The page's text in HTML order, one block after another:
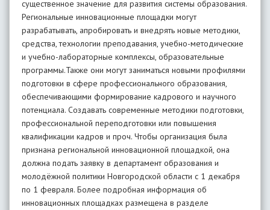
существенное значение для развития системы образования.
Региональные инновационные площадки могут
разрабатывать, апробировать и внедрять новые методики,
средства, технологии преподавания, учебно-методические
и учебно-лабораторные комплексы, образовательные
программы.Также они могут заниматься новыми профилями
подготовки в сфере профессионального образования,
обеспечивающими формирование кадрового и научного
потенциала. Создавать современные методики подготовки,
профессиональной переподготовки или повышения
квалификации кадров и проч. Чтобы организация была
признана региональной инновационной площадкой, она
должна подать заявку в департамент образования и
молодёжной политики Новгородской области с 1 декабря
по 1 февраля. Более подробная информация об
инновационных площадках размещена в разделе